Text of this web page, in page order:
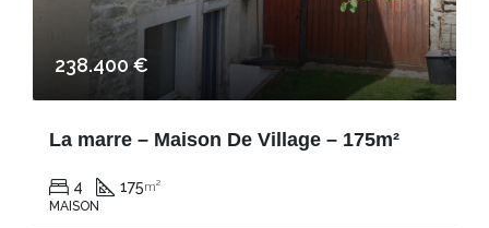
238.400 €
La marre – Maison De Village – 175m²
4 175m²
MAISON